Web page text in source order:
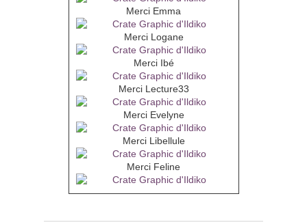
Merci Emma
Merci Logane
Merci Ibé
Merci Lecture33
Merci Evelyne
Merci Libellule
Merci Feline